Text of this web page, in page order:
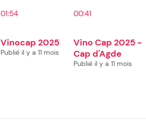
01:54
Vinocap 2025
Publié il y a 11 mois
00:41
Vino Cap 2025 -
Cap d'Agde
Publié il y a 11 mois